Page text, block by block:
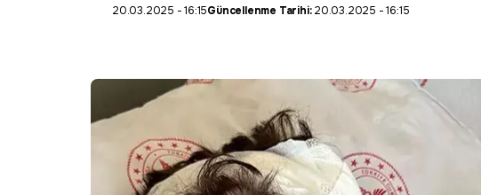
20.03.2025 - 16:15Güncellenme Tarihi:20.03.2025 - 16:15